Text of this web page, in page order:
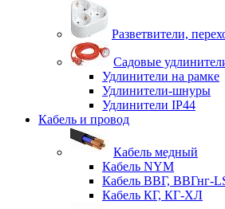
Разветвители,
Садовые
Удлинители на рамке
Удлинители-шнуры
Удлинители IP44
Кабель и провод
Кабель медный
Кабель NYM
Кабель ВВГ, ВВГнг-
Кабель КГ, КГ-ХЛ